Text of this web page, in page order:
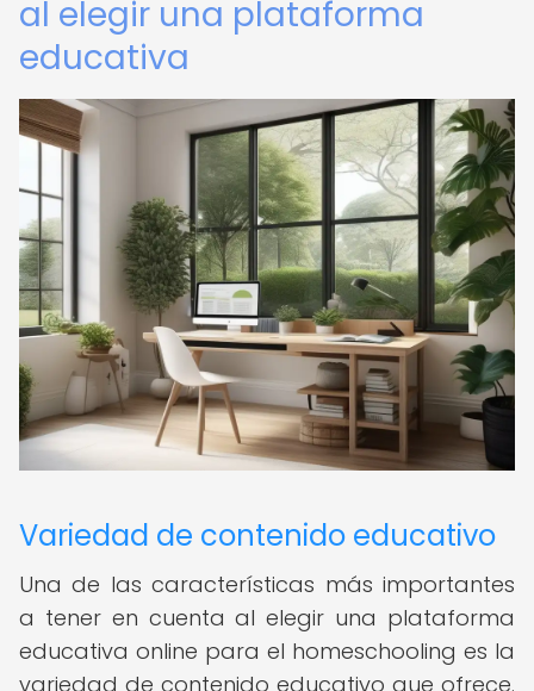
al elegir una plataforma
educativa
Variedad de contenido educativo
Una de las características más importantes
a tener en cuenta al elegir una plataforma
educativa online para el homeschooling es la
variedad de contenido educativo que ofrece.